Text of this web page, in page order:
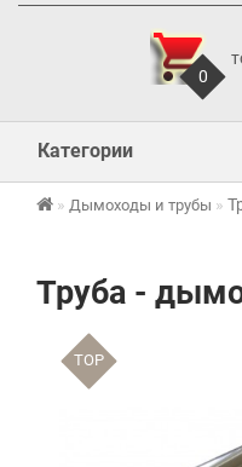
0
Категории
Дымоходы и трубы
Труба -
TOP